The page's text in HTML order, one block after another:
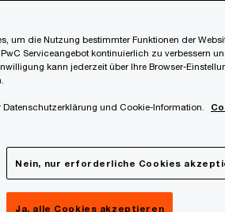
voran, und
zu optimieren.
Customer Experience (CX)
die KI, speziell die KI im
um die Nutzung bestimmter Funktionen der
Serviceangebot kontinuierlich zu verbessern
kann jederzeit über Ihre Browser-
und Cookie-Information.
Nein, nur erforderliche Cookies
Ja, alle Cookies akzeptieren